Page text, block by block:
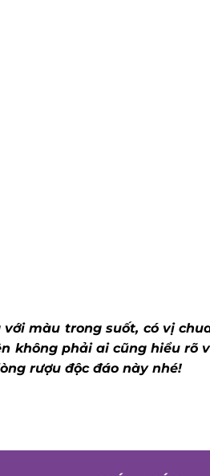
màu trong suốt, có vị
không phải ai cũng hiểu rõ
rượu độc đáo này nhé!